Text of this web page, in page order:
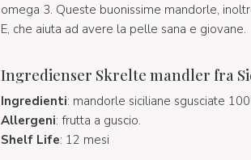
omega 3. Queste buonissime mandorle,
E, che aiuta ad avere la pelle sana e giovane.
Ingredienser Skrelte mandler fra
Ingredienti: mandorle siciliane sgusciate
Allergeni: frutta a guscio.
Shelf Life: 12 mesi